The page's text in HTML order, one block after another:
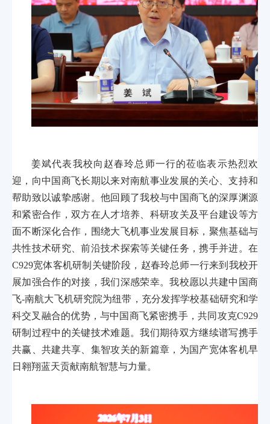
姜斌代表我校向赵春玲总师一行的莅临表示热烈欢
迎，向中国商飞长期以来对南航事业发展的关心、支持和
帮助致以诚挚感谢。他回顾了我校与中国商飞的深厚渊源
和紧密合作，双方在人才培养、科研攻关及平台建设等方
面不断深化合作，围绕大飞机事业发展目标，聚焦基础与
共性技术研究、前沿技术探索等关键任务，携手并进。在
C929宽体客机研制关键阶段，赵春玲总师一行来到我校开
展加强合作的对接，我们深感荣幸。我校愿以共建中国商
飞-南航大飞机研究院为纽带，充分发挥学校基础研究和学
科交叉融合的优势，与中国商飞紧密携手，共同攻克C929
研制过程中的关键技术难题。我们期待双方继续谱写携手
共赢、共建共享、集智攻关的新篇章，为国产宽体客机早
日翱翔蓝天贡献南航智慧与力量。